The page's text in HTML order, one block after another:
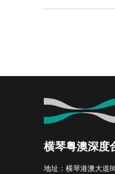
横琴粤澳深度
地址： 横琴港澳大道